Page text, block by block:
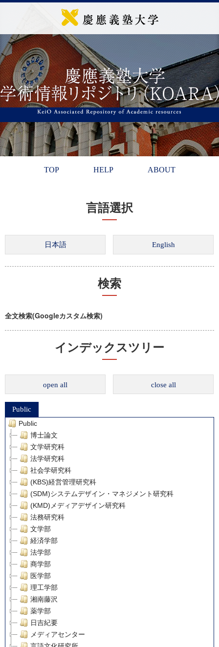
TOP HELP ABOUT
言語選択
検索
全文検索(Googleカスタム検索)
インデックスツリー
open all close all
Public
Public
博士論文
文学研究科
法学研究科
社会学研究科
(KBS)経営管理研究科
(SDM)システムデザイン・マネジメント研究科
(KMD)メディアデザイン研究科
法務研究科
文学部
経済学部
法学部
商学部
医学部
理工学部
湘南藤沢
薬学部
日吉紀要
メディアセンター